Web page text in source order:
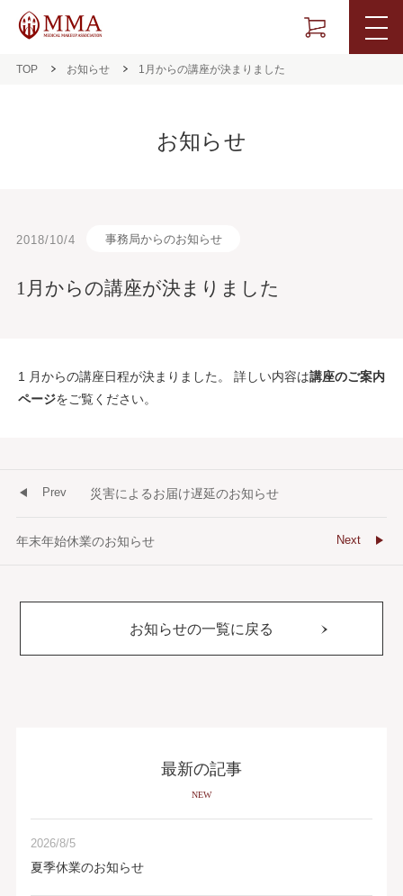
TOP お知らせ 1月からの講座が決まりました
お知らせ
2018/10/4 事務局からのお知らせ
1月からの講座が決まりました
1 月からの講座日程が決まりました。 詳しい内容は講座のご案内
ページをご覧ください。
災害によるお届け遅延のお知らせ
Prev
年末年始休業のお知らせ Next
お知らせの一覧に戻る
最新の記事
NEW
2026/8/5
夏季休業のお知らせ